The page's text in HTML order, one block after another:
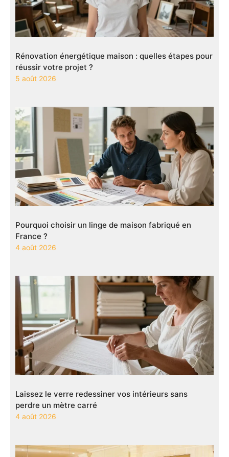
Rénovation énergétique maison : quelles étapes pour
réussir votre projet ?
5 août 2026
Pourquoi choisir un linge de maison fabriqué en
France ?
4 août 2026
Laissez le verre redessiner vos intérieurs sans
perdre un mètre carré
4 août 2026